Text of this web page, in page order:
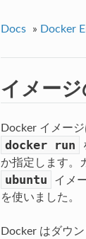
Docs » Docker
イメー
Docker イメー
docker run
か指定します。
ubuntu イメ
を使いました。
Docker はダウ